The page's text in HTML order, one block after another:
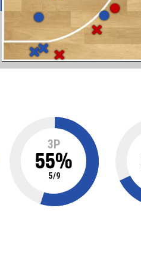
3P
55%
5/9